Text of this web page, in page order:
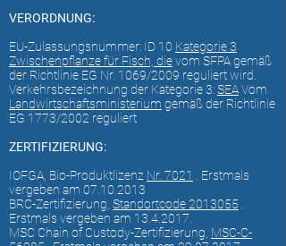
VERORDNUNG:
EU-Zulassungsnummer: ID 10 Kategorie 3
Zwischenpflanze für Fisch, dievom SFPA gemäß
der Richtlinie EG Nr. 1069/2009 reguliert wird.
Verkehrsbezeichnung der Kategorie 3:SEAVom
Landwirtschaftsministerium gemäß der Richtlinie
EG 1773/2002 reguliert
ZERTIFIZIERUNG:
IOFGA, Bio-Produktlizenz Nr. 7021
. Erstmals
vergeben am 07.10.2013
BRC-Zertifizierung, Standortcode 2013055
Erstmals vergeben am 13.4.2017
MSC Chain of Custody-Zertifizierung, MSC-C-